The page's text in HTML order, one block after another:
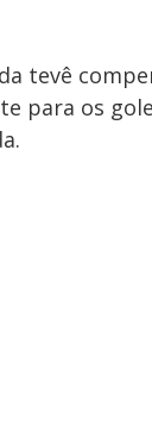
tevê
para os